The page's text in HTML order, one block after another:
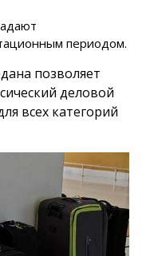
периодом.
позволяет
деловой
всех категорий